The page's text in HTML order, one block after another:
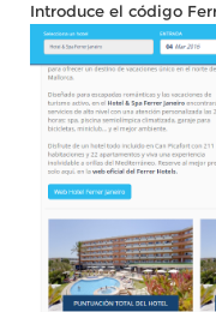
Introduce el código